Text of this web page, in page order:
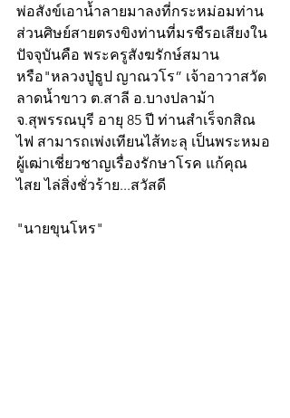
พ่อสังข์เอาน้ำลายมาลงที่กระหม่อมท่าน
ส่วนศิษย์สายตรงขิงท่านที่มรชืรอเสียงใน
ปัจจุบันคือ พระครูสังฆรักษ์สมาน
หรือ"หลวงปู่ธูป ญาณวโร” เจ้าอาวาสวัด
ลาดน้ำขาว ต.สาลี อ.บางปลาม้า
จ.สุพรรณบุรี อายุ 85 ปี ท่านสำเร็จกสิณ
ไฟ สามารถเพ่งเทียนไส้ทะลุ เป็นพระหมอ
ผู้เฒ่าเชี่ยวชาญเรื่องรักษาโรค แก้คุณ
ไสย ไล่สิ่งชั่วร้าย...สวัสดี
"นายขุนโหร"